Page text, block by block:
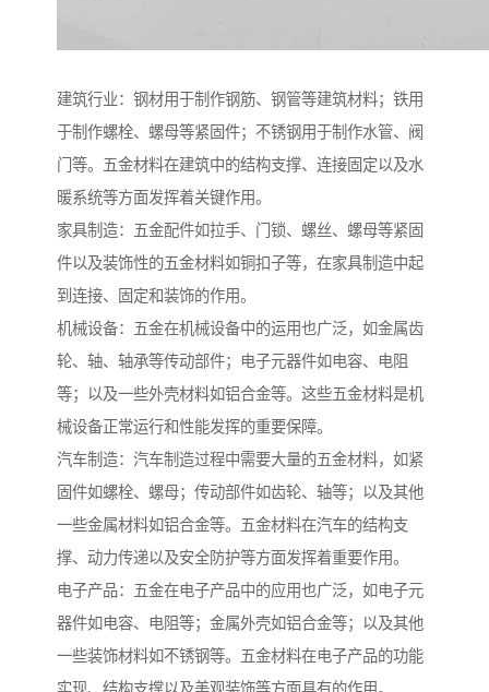
建筑行业：钢材用于制作钢筋、钢管等建筑材料；铁用
于制作螺栓、螺母等紧固件；不锈钢用于制作水管、阀
门等。五金材料在建筑中的结构支撑、连接固定以及水
暖系统等方面发挥着关键作用。
家具制造：五金配件如拉手、门锁、螺丝、螺母等紧固
件以及装饰性的五金材料如铜扣子等，在家具制造中起
到连接、固定和装饰的作用。
机械设备：五金在机械设备中的运用也广泛，如金属齿
轮、轴、轴承等传动部件；电子元器件如电容、电阻
等；以及一些外壳材料如铝合金等。这些五金材料是机
械设备正常运行和性能发挥的重要保障。
汽车制造：汽车制造过程中需要大量的五金材料，如紧
固件如螺栓、螺母；传动部件如齿轮、轴等；以及其他
一些金属材料如铝合金等。五金材料在汽车的结构支
撑、动力传递以及安全防护等方面发挥着重要作用。
电子产品：五金在电子产品中的应用也广泛，如电子元
器件如电容、电阻等；金属外壳如铝合金等；以及其他
一些装饰材料如不锈钢等。五金材料在电子产品的功能